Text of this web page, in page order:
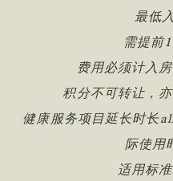
最低
需提前
费用必须计入
积分不可转让，
健康服务项目延长时长
际使用
适用标准